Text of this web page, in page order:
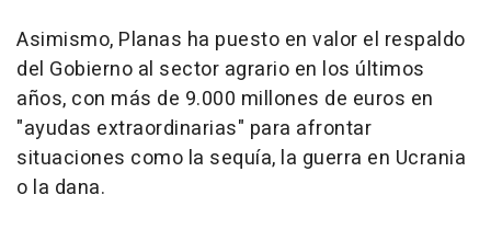
Asimismo, Planas ha puesto en valor el respaldo
del Gobierno al sector agrario en los últimos
años, con más de 9.000 millones de euros en
"ayudas extraordinarias" para afrontar
situaciones como la sequía, la guerra en Ucrania
o la dana.